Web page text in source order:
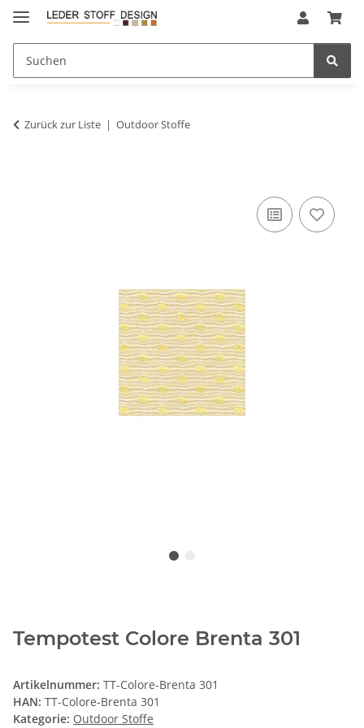
Zurück zur Liste Outdoor Stoffe
Tempotest Colore Brenta 301
Artikelnummer: TT-Colore-Brenta 301
HAN: TT-Colore-Brenta 301
Kategorie: Outdoor Stoffe